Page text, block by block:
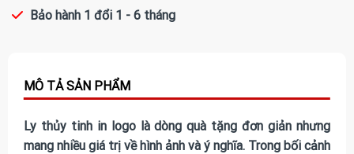
Bảo hành 1 đổi 1 - 6 tháng
Ly thủy tinh in logo là dòng quà tặng đơn giản nhưng
mang nhiều giá trị về hình ảnh và ý nghĩa. Trong bối cảnh